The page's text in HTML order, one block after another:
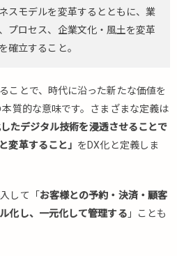
スモデルを変革するとともに、業
プロセス、企業文化・風土を変革
確立すること。
ことで、時代に沿った新たな価値を
質的な意味です。さまざまな定義は
たデジタル技術を浸透させることで
変革すること」 をDX化と定義しま
して「 お客様との予約・決済・顧客
化し、一元化して管理する 」ことも